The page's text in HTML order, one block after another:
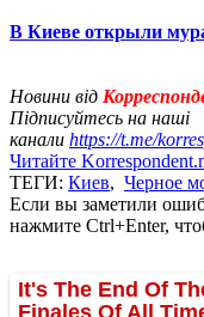
В Киеве открыли
Новини від
Підписуйтесь на наші
канали https://t.me/
Читайте
ТЕГИ: Киев, Черное
Если вы заметили
нажмите Ctrl+Enter,